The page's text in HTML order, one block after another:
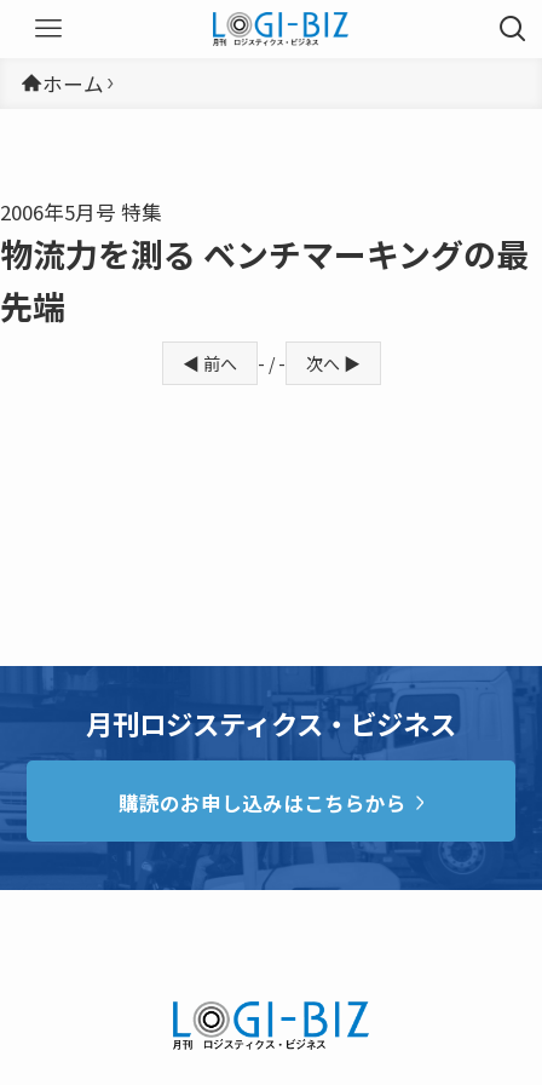
ホーム
2006年5月号 特集
物流力を測る ベンチマーキングの最
先端
◀ 前へ - / - 次へ ▶
月刊ロジスティクス・ビジネス
購読のお申し込みはこちらから